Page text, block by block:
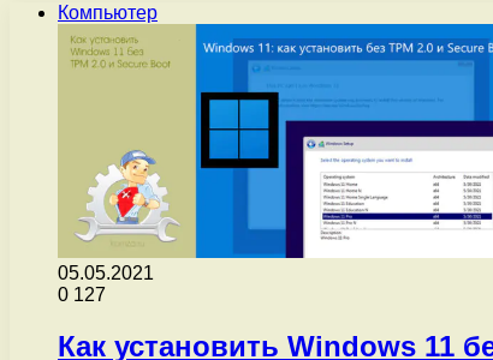
Компьютер
05.05.2021
0 127
Как установить Windows 11